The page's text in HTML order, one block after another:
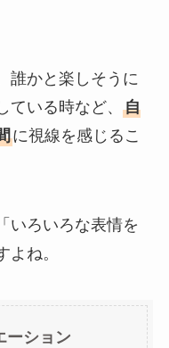
誰かと楽しそうに
いる時など、
自
に視線を感じるこ
いろいろな表情を
ね。
ーション